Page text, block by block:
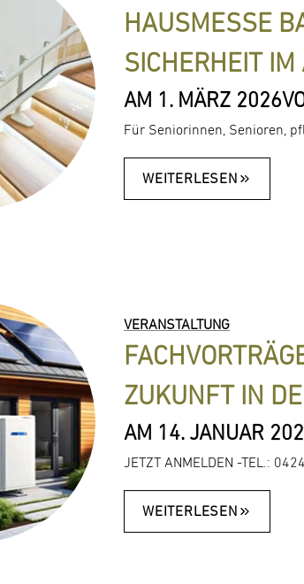
HAUSMESSE
SICHERHEIT IM
AM 1. MÄRZ 2026
Für Seniorinnen, Senioren,
WEITERLESEN
VERANSTALTUNG
ZUKUNFT IN
AM 14. JANUAR
JETZT ANMELDEN -TEL.:
WEITERLESEN